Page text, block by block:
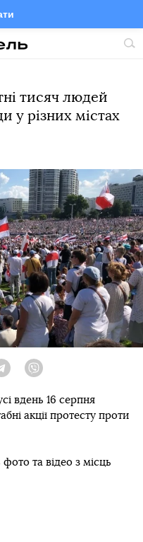
Twitter
тисяч людей
у різних містах
Telegram
вдень 16 серпня
акції протесту проти
та відео з місць